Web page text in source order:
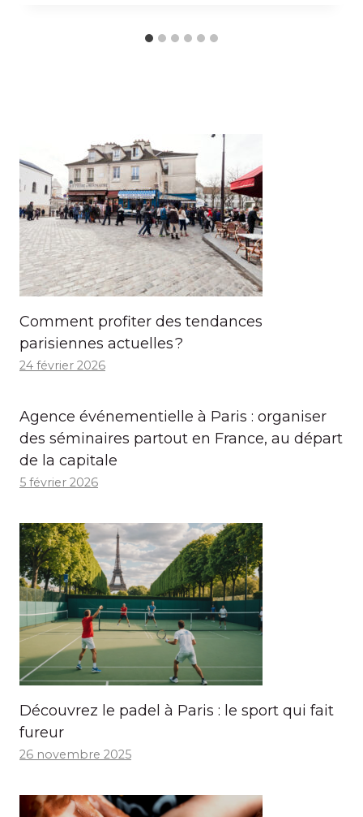
Comment profiter des tendances
parisiennes actuelles ?
24 février 2026
Agence événementielle à Paris : organiser
des séminaires partout en France, au départ
de la capitale
5 février 2026
Découvrez le padel à Paris : le sport qui fait
fureur
26 novembre 2025